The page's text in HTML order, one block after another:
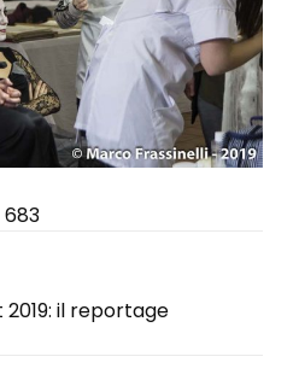
683
il reportage